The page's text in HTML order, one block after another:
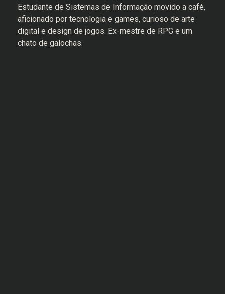
Estudante de Sistemas de Informação movido a café,
aficionado por tecnologia e games, curioso de arte
digital e design de jogos. Ex-mestre de RPG e um
chato de galochas.